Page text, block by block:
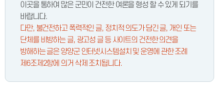
이곳을 통하여 많은 군민이 건전한 여론을 형성 할 수 있게 되기를
바랍니다.
다만, 불건전하고 폭력적인 글, 정치적 의도가 담긴 글, 개인 또는
단체를 비방하는 글, 광고성 글 등 사이트의 건전한 의견을
방해하는 글은 양양군 인터넷시스템설치 및 운영에 관한 조례
제6조제2항에 의거 삭제 조치됩니다.